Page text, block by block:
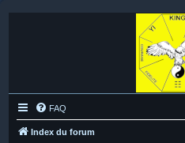
FAQ
Index du forum